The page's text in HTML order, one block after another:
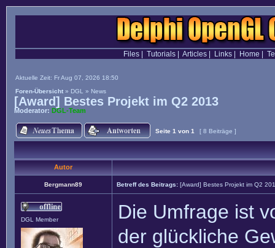
Files| Tutorials| Articles| Links| Home
Aktuelle Zeit: Fr Aug 07, 2026 18:50
Foren-Übersicht » DGL » News
[Award] Bestes Projekt im Q2 2013
Moderator: DGL-Team
Seite 1 von 1 [ 8 Beiträge ]
Autor
Bergmann89 Betreff des Beitrags: [Award] Bestes Projekt im Q2
DGL Member
Die Umfrage ist
der glückliche